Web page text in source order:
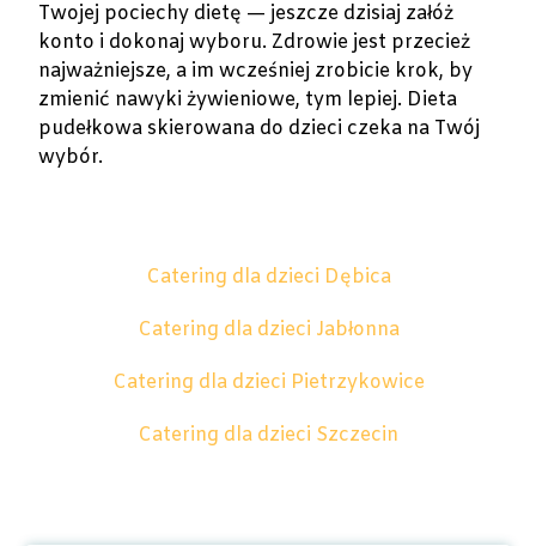
Twojej pociechy dietę — jeszcze dzisiaj załóż
konto i dokonaj wyboru. Zdrowie jest przecież
najważniejsze, a im wcześniej zrobicie krok, by
zmienić nawyki żywieniowe, tym lepiej. Dieta
pudełkowa skierowana do dzieci czeka na Twój
wybór.
Catering dla dzieci Dębica
Catering dla dzieci Jabłonna
Catering dla dzieci Pietrzykowice
Catering dla dzieci Szczecin